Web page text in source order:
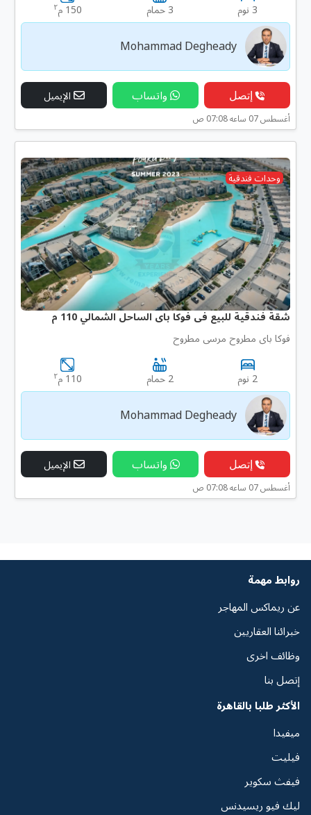
3 نوم 3 حمام 150 م ٢
Mohammad Degheady
إتصل واتساب الإيميل
أغسطس 07 ساعه 07:08 ص
وحدات فندقية
شقة فندقية للبيع فى فوكا باى الساحل الشمالي 110 م
فوكا باى مطروح مرسى مطروح
2 نوم 2 حمام 110 م ٢
Mohammad Degheady
إتصل واتساب الإيميل
أغسطس 07 ساعه 07:08 ص
روابط مهمة
عن ريماكس المهاجر
خبرائنا العقاريين
وظائف اخرى
إتصل بنا
الأكثر طلبا بالقاهرة
ميفيدا
فيليت
فيفث سكوير
ليك فيو ريسيدنس